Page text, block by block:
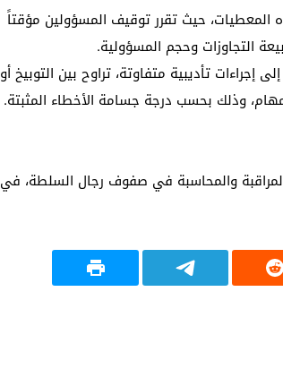
المعطيات، حيث تقرر توقيف المسؤولين مؤقتاً
التجاوزات وحجم المسؤولية.
تأديبية متفاوتة، تراوح بين التوبيخ أو
وذلك بحسب درجة جسامة الأخطاء المثبتة.
والمحاسبة في صفوف رجال السلطة، في